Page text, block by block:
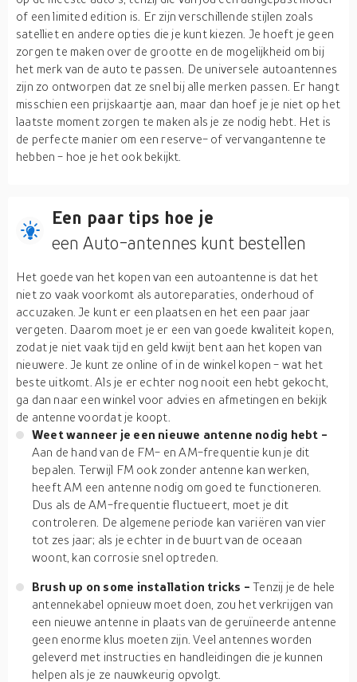
of een limited edition is. Er zijn verschillende stijlen zoals
satelliet en andere opties die je kunt kiezen. Je hoeft je geen
zorgen te maken over de grootte en de mogelijkheid om bij
het merk van de auto te passen. De universele autoantennes
zijn zo ontworpen dat ze snel bij alle merken passen. Er hangt
misschien een prijskaartje aan, maar dan hoef je je niet op het
laatste moment zorgen te maken als je ze nodig hebt. Het is
de perfecte manier om een reserve- of vervangantenne te
hebben - hoe je het ook bekijkt.
Een paar tips hoe je
een Auto-antennes kunt bestellen
Het goede van het kopen van een autoantenne is dat het
niet zo vaak voorkomt als autoreparaties, onderhoud of
accuzaken. Je kunt er een plaatsen en het een paar jaar
vergeten. Daarom moet je er een van goede kwaliteit kopen,
zodat je niet vaak tijd en geld kwijt bent aan het kopen van
nieuwere. Je kunt ze online of in de winkel kopen - wat het
beste uitkomt. Als je er echter nog nooit een hebt gekocht,
ga dan naar een winkel voor advies en afmetingen en bekijk
de antenne voordat je koopt.
Weet wanneer je een nieuwe antenne nodig hebt -
Aan de hand van de FM- en AM-frequentie kun je dit
bepalen. Terwijl FM ook zonder antenne kan werken,
heeft AM een antenne nodig om goed te functioneren.
Dus als de AM-frequentie fluctueert, moet je dit
controleren. De algemene periode kan variëren van vier
tot zes jaar; als je echter in de buurt van de oceaan
woont, kan corrosie snel optreden.
Brush up on some installation tricks -Tenzij je de hele
antennekabel opnieuw moet doen, zou het verkrijgen van
een nieuwe antenne in plaats van de geruïneerde antenne
geen enorme klus moeten zijn. Veel antennes worden
geleverd met instructies en handleidingen die je kunnen
helpen als je ze nauwkeurig opvolgt.